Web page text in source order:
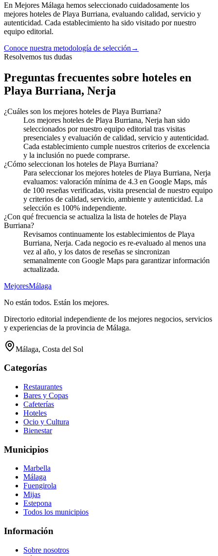
En Mejores Málaga hemos seleccionado cuidadosamente los
mejores hoteles de Playa Burriana, evaluando calidad, servicio y
autenticidad. Cada establecimiento ha sido visitado por nuestro
equipo editorial.
Conoce nuestra metodología de selección →
Resolvemos tus dudas
Preguntas frecuentes sobre hoteles en
Playa Burriana, Nerja
¿Cuáles son los mejores hoteles de Playa Burriana?
Los mejores hoteles de Playa Burriana, Nerja han sido
seleccionados por nuestro equipo editorial tras visitas
presenciales y evaluación de calidad, servicio y autenticidad.
Cada establecimiento cumple nuestros criterios de excelencia
y la inclusión no puede comprarse.
¿Cómo seleccionan los hoteles de Playa Burriana?
Para seleccionar los mejores hoteles de Playa Burriana, Nerja
evaluamos: valoración mínima de 4.3 en Google Maps, más
de 100 reseñas verificadas, visita presencial de nuestro equipo
y criterios de calidad, servicio, ambiente y autenticidad. La
selección es 100% independiente.
¿Con qué frecuencia se actualiza la lista de hoteles de Playa
Burriana?
Revisamos continuamente los establecimientos de Playa
Burriana, Nerja. Cada negocio es re-evaluado al menos una
vez al año, y los datos de reseñas se sincronizan
semanalmente con Google Maps para garantizar información
actualizada.
MejoresMálaga
No están todos. Están los mejores.
Directorio editorial independiente de los mejores negocios, servicios
y experiencias de la provincia de Málaga.
Málaga, Costa del Sol
Categorías
Restaurantes
Bares y Copas
Cafeterías
Hoteles
Ocio y Cultura
Bienestar
Municipios
Marbella
Málaga
Fuengirola
Mijas
Estepona
Todos los municipios
Información
Sobre nosotros